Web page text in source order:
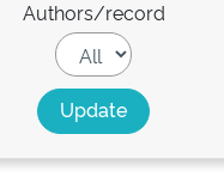
Authors/record